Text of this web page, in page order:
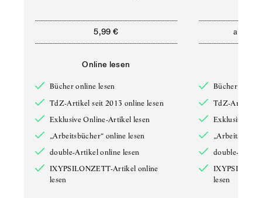
5,99 €
Online lesen
Bücher online lesen
TdZ-Artikel seit 2013 online lesen
Exklusive Online-Artikel lesen
„Arbeitsbücher“ online lesen
double-Artikel online lesen
IXYPSILONZETT-Artikel online
lesen
ab
Bücher online
TdZ-Artikel
Exklusive
double-
lesen